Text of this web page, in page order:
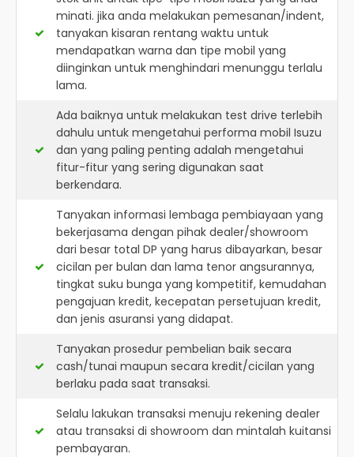
minati. jika anda melakukan pemesanan/indent,
tanyakan kisaran rentang waktu untuk
mendapatkan warna dan tipe mobil yang
diinginkan untuk menghindari menunggu terlalu
lama.
Ada baiknya untuk melakukan test drive terlebih
dahulu untuk mengetahui performa mobil Isuzu
dan yang paling penting adalah mengetahui
fitur-fitur yang sering digunakan saat
berkendara.
Tanyakan informasi lembaga pembiayaan yang
bekerjasama dengan pihak dealer/showroom
dari besar total DP yang harus dibayarkan, besar
cicilan per bulan dan lama tenor angsurannya,
tingkat suku bunga yang kompetitif, kemudahan
pengajuan kredit, kecepatan persetujuan kredit,
dan jenis asuransi yang didapat.
Tanyakan prosedur pembelian baik secara
cash/tunai maupun secara kredit/cicilan yang
berlaku pada saat transaksi.
Selalu lakukan transaksi menuju rekening dealer
atau transaksi di showroom dan mintalah kuitansi
pembayaran.